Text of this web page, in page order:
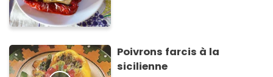
Poivrons farcis à la
sicilienne